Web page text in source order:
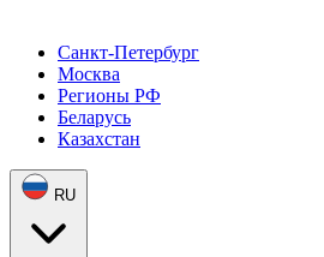
Санкт-Петербург
Москва
Регионы РФ
Беларусь
Казахстан
RU